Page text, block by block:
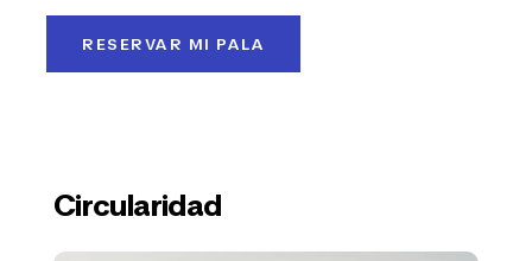
RESERVAR MI PALA
Circularidad